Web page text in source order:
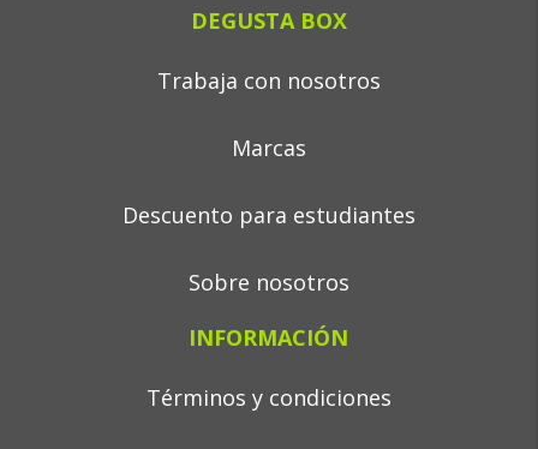
DEGUSTA BOX
Trabaja con nosotros
Marcas
Descuento para estudiantes
Sobre nosotros
INFORMACIÓN
Términos y condiciones